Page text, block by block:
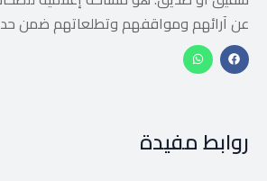
عن آرائهم ومواقفهم وتطلعاتهم ضمن
روابط مفيدة